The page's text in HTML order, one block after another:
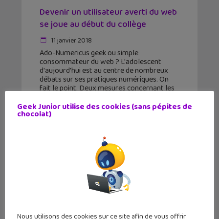
Devenir un utilisateur averti du web
se joue au début du collège
11 janvier 2018
Ado-Numericus geek ou simple
consommateur du web ? L'adolescent
d'aujourd'hui est au centre de nombreux
débats sur ses pratiques numériques. On
fait le point. Deux mesures concernant les
Geek Junior utilise des cookies (sans pépites de
chocolat)
Nous utilisons des cookies sur ce site afin de vous offrir